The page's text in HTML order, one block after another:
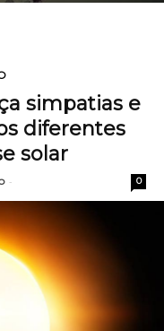
simpatias e
diferentes
solar
- 0